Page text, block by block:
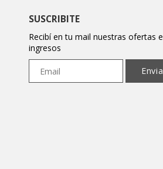
SUSCRIBITE
Recibí en tu mail nuestras ofertas e
ingresos